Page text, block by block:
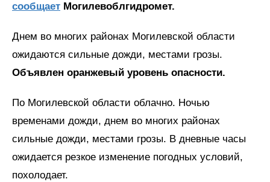
сообщает Могилевоблгидромет.
Днем во многих районах Могилевской области
ожидаются сильные дожди, местами грозы.
Объявлен оранжевый уровень опасности.
По Могилевской области облачно. Ночью
временами дожди, днем во многих районах
сильные дожди, местами грозы. В дневные часы
ожидается резкое изменение погодных условий,
похолодает.